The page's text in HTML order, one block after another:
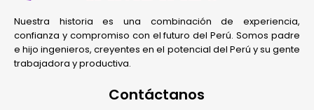
Nuestra historia es una combinación de experiencia,
confianza y compromiso con el futuro del Perú. Somos padre
e hijo ingenieros, creyentes en el potencial del Perú y su gente
trabajadora y productiva.
Contáctanos